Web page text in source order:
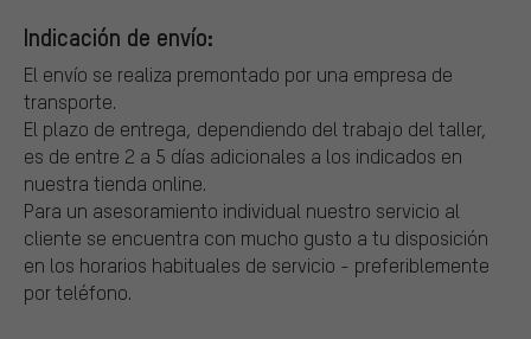
Indicación de envío:
El envío se realiza premontado por una empresa de
transporte.
El plazo de entrega, dependiendo del trabajo del taller,
es de entre 2 a 5 días adicionales a los indicados en
nuestra tienda online.
Para un asesoramiento individual nuestro servicio al
cliente se encuentra con mucho gusto a tu disposición
en los horarios habituales de servicio - preferiblemente
por teléfono.